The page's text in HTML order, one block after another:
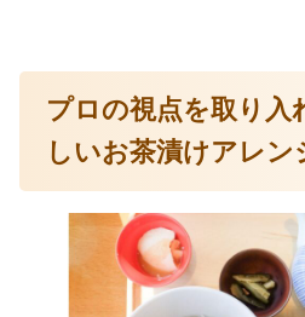
プロの視点を取り入
しいお茶漬けアレン